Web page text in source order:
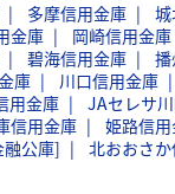
多摩信用金庫
金庫 岡崎信用金庫
碧海信用金庫
庫 川口信用金庫
用金庫 JAセレサ
信用金庫 姫路信
公庫] 北おおさ